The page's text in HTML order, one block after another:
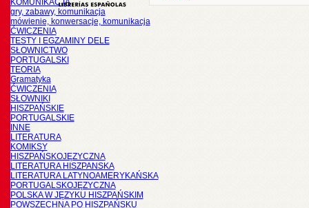
KOMUNIKACJA
gry, zabawy, komunikacja
mówienie, konwersacje, komunikacja
ĆWICZENIA
TESTY I EGZAMINY DELE
SŁOWNICTWO
PORTUGALSKI
TEORIA
Gramatyka
ĆWICZENIA
SŁOWNIKI
HISZPAŃSKIE
PORTUGALSKIE
INNE
LITERATURA
KOMIKSY
HISZPAŃSKOJĘZYCZNA
LITERATURA HISZPANSKA
LITERATURA LATYNOAMERYKAŃSKA
PORTUGALSKOJĘZYCZNA
POLSKA W JĘZYKU HISZPAŃSKIM
POWSZECHNA PO HISZPAŃSKU